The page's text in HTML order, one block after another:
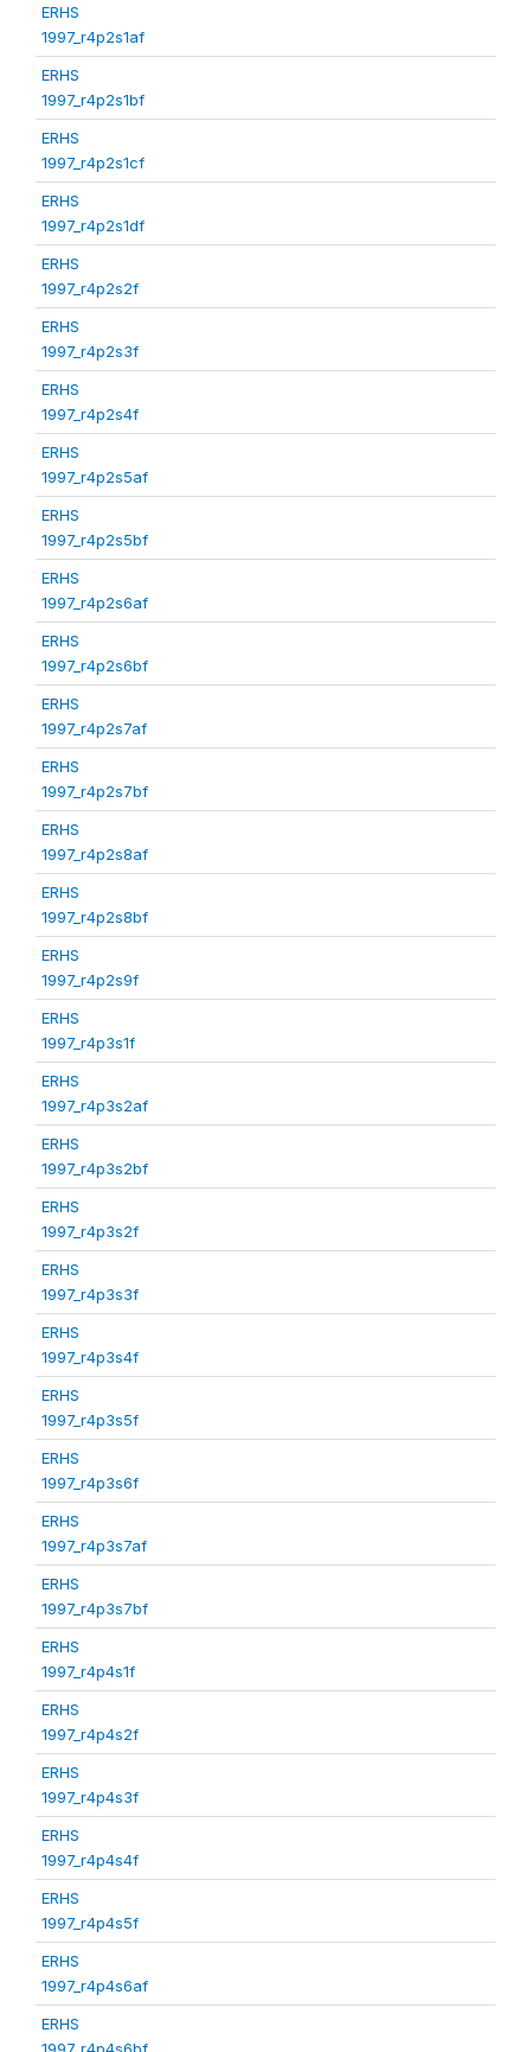
ERHS
1997_r4p2s1af
ERHS
1997_r4p2s1bf
ERHS
1997_r4p2s1cf
ERHS
1997_r4p2s1df
ERHS
1997_r4p2s2f
ERHS
1997_r4p2s3f
ERHS
1997_r4p2s4f
ERHS
1997_r4p2s5af
ERHS
1997_r4p2s5bf
ERHS
1997_r4p2s6af
ERHS
1997_r4p2s6bf
ERHS
1997_r4p2s7af
ERHS
1997_r4p2s7bf
ERHS
1997_r4p2s8af
ERHS
1997_r4p2s8bf
ERHS
1997_r4p2s9f
ERHS
1997_r4p3s1f
ERHS
1997_r4p3s2af
ERHS
1997_r4p3s2bf
ERHS
1997_r4p3s2f
ERHS
1997_r4p3s3f
ERHS
1997_r4p3s4f
ERHS
1997_r4p3s5f
ERHS
1997_r4p3s6f
ERHS
1997_r4p3s7af
ERHS
1997_r4p3s7bf
ERHS
1997_r4p4s1f
ERHS
1997_r4p4s2f
ERHS
1997_r4p4s3f
ERHS
1997_r4p4s4f
ERHS
1997_r4p4s5f
ERHS
1997_r4p4s6af
ERHS
1997_r4p4s6bf